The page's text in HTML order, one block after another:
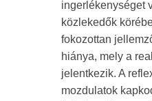
ingerlékenységet
közlekedők
fokozottan
hiánya, mely a
jelentkezik. A
mozdulatok